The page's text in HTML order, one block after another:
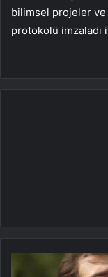
bilimsel projeler
protokolü imzaladı